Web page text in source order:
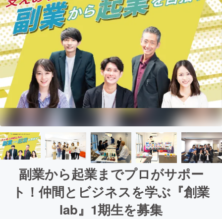
副業から起業までプロがサポー
ト！仲間とビジネスを学ぶ『創業
lab』1期生を募集